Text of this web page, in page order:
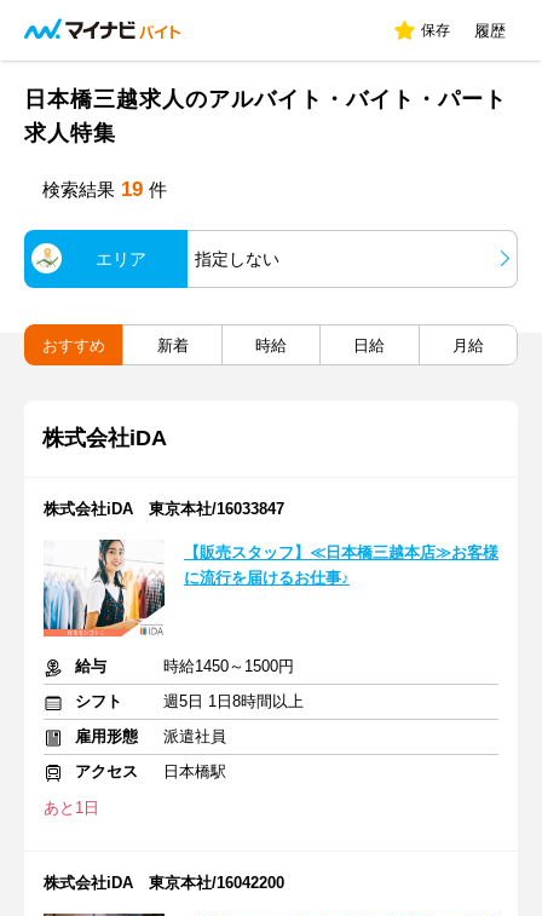
保存 履歴
日本橋三越求人のアルバイト・バイト・パート
求人特集
検索結果 19 件
エリア 指定しない
おすすめ 新着 時給 日給 月給
株式会社iDA
株式会社iDA 東京本社/16033847
【販売スタッフ】≪日本橋三越本店≫お客様
に流行を届けるお仕事♪
給与
時給1450～1500円
シフト
週5日 1日8時間以上
雇用形態
派遣社員
アクセス
日本橋駅
あと1日
株式会社iDA 東京本社/16042200